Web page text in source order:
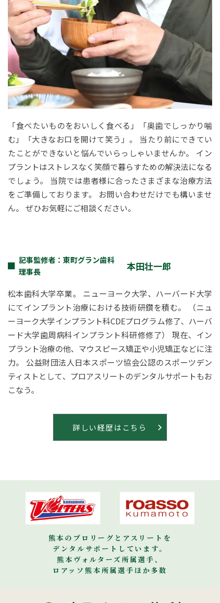
「食べたいものをおいしく食べる」「奥歯でしっかり噛
む」「大きなお口を開けて笑う」。 当たり前にできてい
たことができないと悩んでいらっしゃいませんか。 イン
プラントはストレスなく笑顔で暮らすための解決法になる
でしょう。 当院では患者様に合ったさまざまな治療方法
をご準備しております。 お問い合わせだけでも構いませ
ん。 ぜひお気軽にご相談ください。
記事監修者：東町グラン歯科
理事長
本田壮一郎
松本歯科大学卒業。 ニューヨーク大学、ハーバード大学
にてインプラント治療における技術研鑽を積む。 （ニュ
ーヨーク大学インプラント科CDEプログラム修了、ハーバ
ード大学歯周病科インプラント科研修修了） 現在、イン
プラント治療の他、マウスピース矯正や小児矯正などに注
力。 公益財団法人日本スポーツ協会公認のスポーツデン
ティストとして、プロアスリートのデンタルサポートもお
こなう。
詳しい経歴はこちら
熊本のプロリーグとアスリートを
デンタルサポートしています。
熊本ヴォルターズ所属選手、
ロアッソ熊本所属選手ほか多数